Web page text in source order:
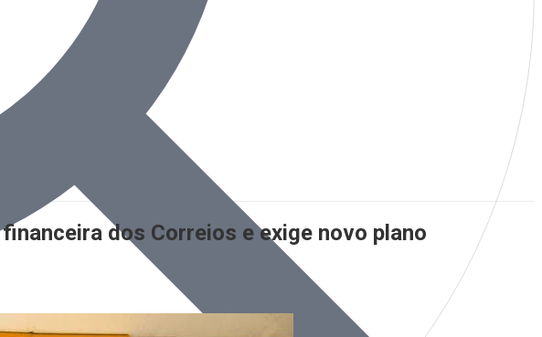
dos Correios e exige novo plano